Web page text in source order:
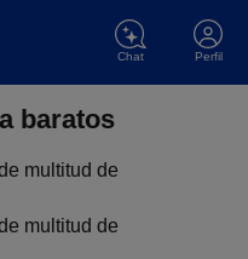
Chat Perfil
baratos
multitud de
multitud de